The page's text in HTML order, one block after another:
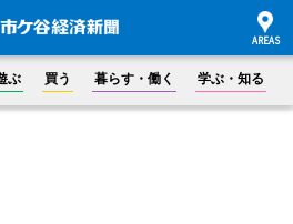
ぶ 買う 暮らす・働く 学ぶ・知る